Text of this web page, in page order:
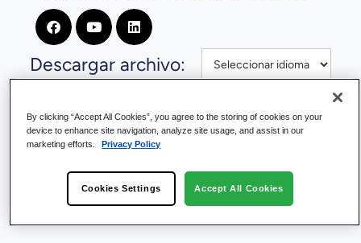
Descargar archivo:
By clicking “Accept All Cookies”, you agree to the storing of cookies on your
device to enhance site navigation, analyze site usage, and assist in our
marketing efforts.
Privacy Policy
Cookies Settings Accept All Cookies